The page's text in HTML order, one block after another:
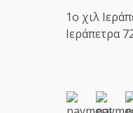
1o χιλ
Ιεράπετρα